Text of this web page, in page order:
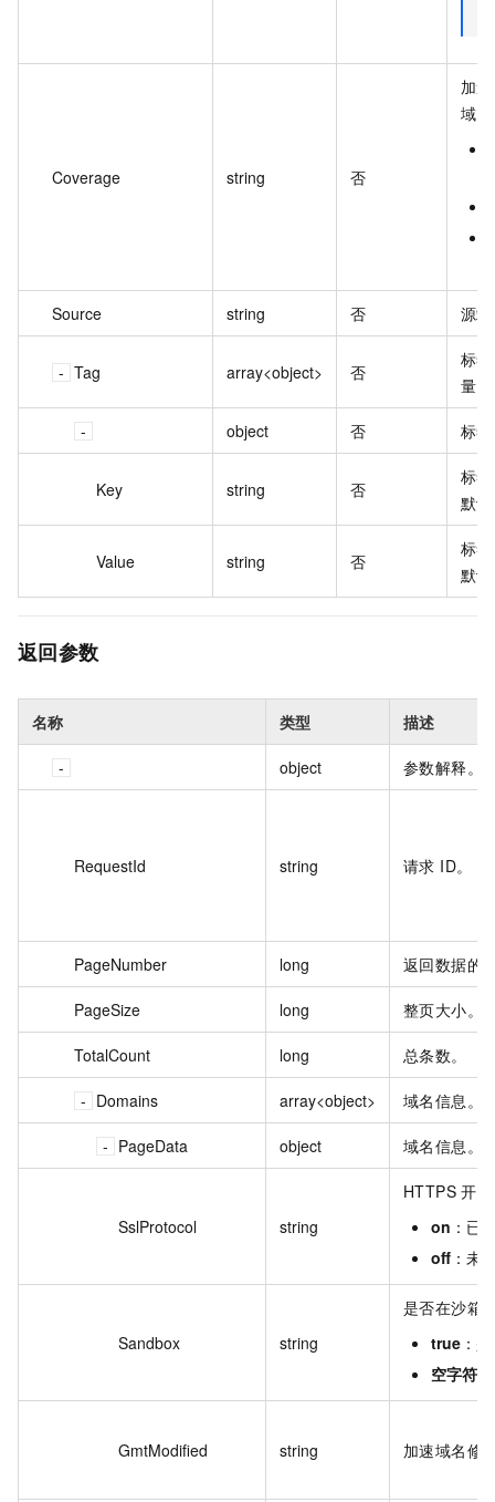
Coverage string 否
加
域
Source string 否 源
Tag array<object> 否
标
量
object 否 标
Key string 否
标
默
Value string 否
标
默
返回参数
名称 类型 描述
object 参数解释。
RequestId string 请求 ID。
PageNumber long 返回数据的
PageSize long 整页大小。
TotalCount long 总条数。
Domains array<object> 域名信息。
PageData object 域名信息。
SslProtocol string
HTTPS 开
on ：已
off ：未
Sandbox string
是否在沙箱
true ：是
空字符串
GmtModified string 加速域名修